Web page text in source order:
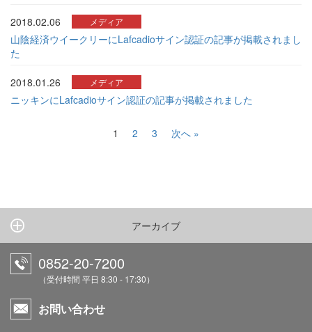
2018.02.06 メディア
山陰経済ウイークリーにLafcadioサイン認証の記事が掲載されまし
た
2018.01.26 メディア
ニッキンにLafcadioサイン認証の記事が掲載されました
投
ジ
送
り
1 2 3 次へ »
アーカイブ
0852-20-7200
（受付時間 平日 8:30 - 17:30）
お問い合わせ